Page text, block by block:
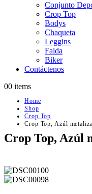
Conjunto
Crop Top
Bodys
Chaqueta
Leggins
Falda
Biker
Contáctenos
00 items
Home
Shop
Crop Top
Crop Top, Azúl
Crop Top, Azúl